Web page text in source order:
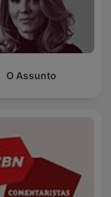
O Assunto